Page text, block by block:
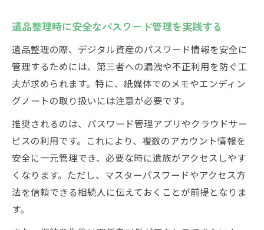
遺品整理時に安全なパスワード管理を実践する
遺品整理の際、デジタル資産のパスワード情報を安全に
管理するためには、第三者への漏洩や不正利用を防ぐ工
夫が求められます。特に、紙媒体でのメモやエンディン
グノートの取り扱いには注意が必要です。
推奨されるのは、パスワード管理アプリやクラウドサー
ビスの利用です。これにより、複数のアカウント情報を
安全に一元管理でき、必要な時に遺族がアクセスしやす
くなります。ただし、マスターパスワードやアクセス方
法を信頼できる相続人に伝えておくことが前提となりま
す。